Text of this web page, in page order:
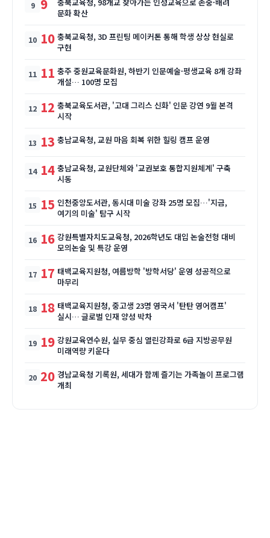
9
문화 확산
10 충북교육청, 3D 프린팅 메이커톤 통해 학생 상상 현실로
구현
11 충주 중원교육문화원, 하반기 인문예술·평생교육 8개 강좌
개설… 100명 모집
12 충북교육도서관, '고대 그리스 신화' 인문 강연 9월 본격
시작
13 충남교육청, 교원 마음 회복 위한 힐링 캠프 운영
14 충남교육청, 교원단체와 '교권보호 통합지원체계' 구축
시동
15 인천중앙도서관, 동시대 미술 강좌 25명 모집…'지금,
여기의 미술' 탐구 시작
16 강원특별자치도교육청, 2026학년도 대입 논술전형 대비
모의논술 및 특강 운영
17 태백교육지원청, 여름방학 '방학서당' 운영 성공적으로
마무리
18 태백교육지원청, 중고생 23명 영국서 '탄탄 영어캠프'
실시… 글로벌 인재 양성 박차
19 강원교육연수원, 실무 중심 열린강좌로 6급 지방공무원
미래역량 키운다
20 경남교육청 기록원, 세대가 함께 즐기는 가족놀이 프로그램
개최